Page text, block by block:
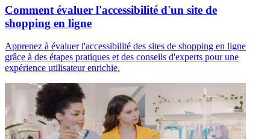
Comment évaluer l'accessibilité d'un site de
shopping en ligne
Apprenez à évaluer l'accessibilité des sites de shopping en ligne
grâce à des étapes pratiques et des conseils d'experts pour une
expérience utilisateur enrichie.